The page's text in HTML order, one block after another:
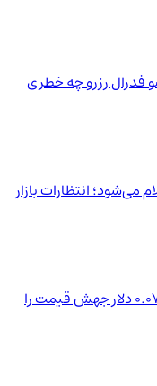
فدرال رزرو چه خطری
انتظارات بازار
تحلیل قیمت دوج‌کوین؛ آیا عبور از ۰.۰۷۲ دلار جهش قیمت را